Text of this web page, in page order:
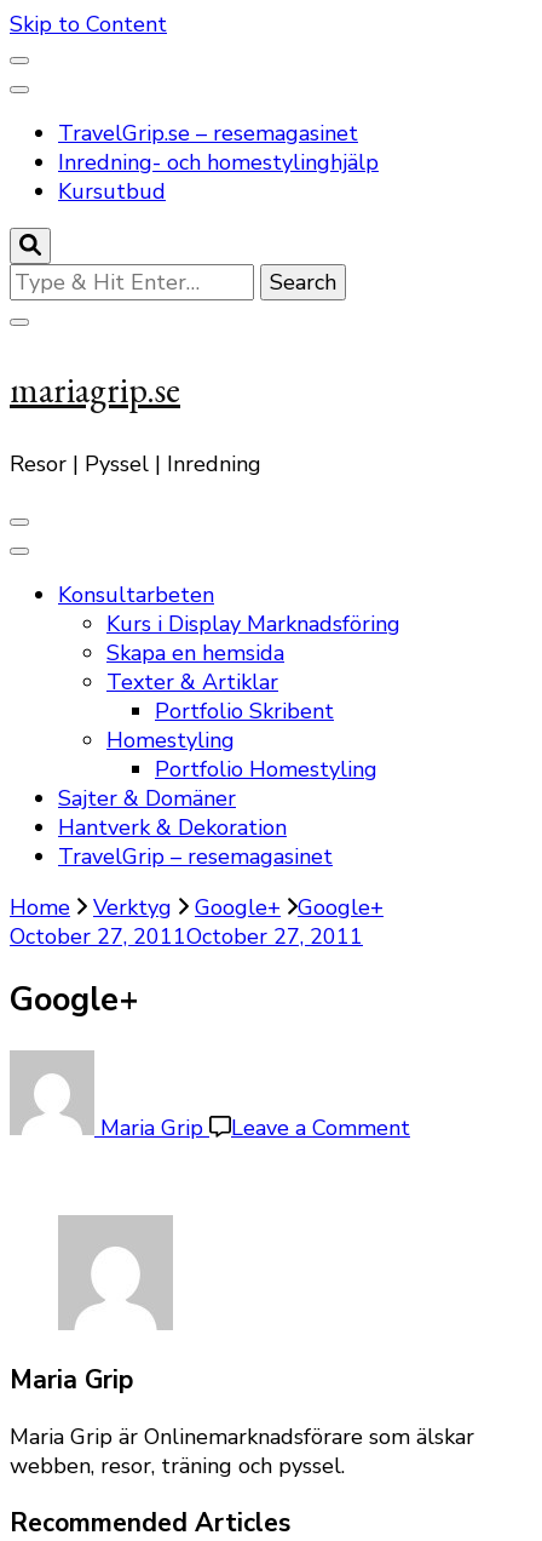
Skip to Content
TravelGrip.se – resemagasinet
Inredning- och homestylinghjälp
Kursutbud
Looking
for
Something?
mariagrip.se
Resor | Pyssel | Inredning
Konsultarbeten
Kurs i Display Marknadsföring
Skapa en hemsida
Texter & Artiklar
Portfolio Skribent
Homestyling
Portfolio Homestyling
Sajter & Domäner
Hantverk & Dekoration
TravelGrip – resemagasinet
Home
Verktyg Google+
Google+
October 27, 2011October 27, 2011
Google+
Maria Grip Leave a Comment
Maria Grip
Maria Grip är Onlinemarknadsförare som älskar
webben, resor, träning och pyssel.
Recommended Articles